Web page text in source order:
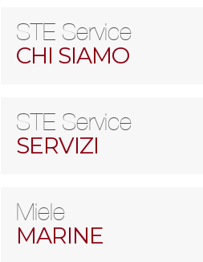
STE Service
CHI SIAMO
STE Service
SERVIZI
Miele
MARINE